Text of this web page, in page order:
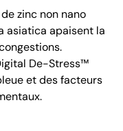
zinc non nano
asiatica apaisent la
De-Stress™
et des facteurs